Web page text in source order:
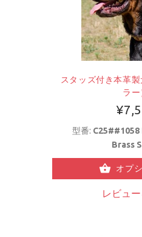
スタッズ付き本革
ラー
型番:
Brass
オプ
レビュー